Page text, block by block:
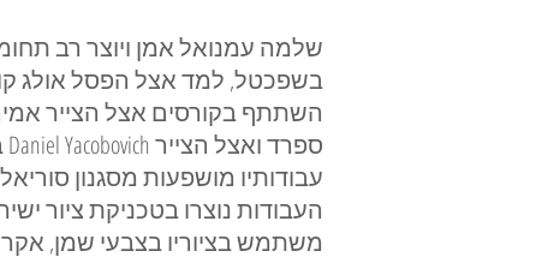
שלמה עמנואל אמן ויוצר רב
בשפכטל, למד אצל הפסל אולג
ספרד ואצל הצייר Daniel Yacobovich בברצלונה, ספרד.
עבודותיו מושפעות מסגנון
העבודות נוצרו בטכניקת ציור
משתמש בציוריו בצבעי שמן,